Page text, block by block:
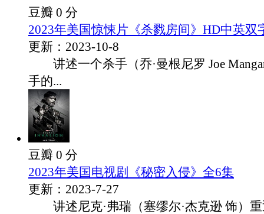
豆瓣 0 分
2023年美国惊悚片《杀戮房间》HD中英双
更新：2023-10-8
讲述一个杀手（乔·曼根尼罗 Joe
手的...
豆瓣 0 分
2023年美国电视剧《秘密入侵》全6集
更新：2023-7-27
讲述尼克·弗瑞（塞缪尔·杰克逊 饰）重